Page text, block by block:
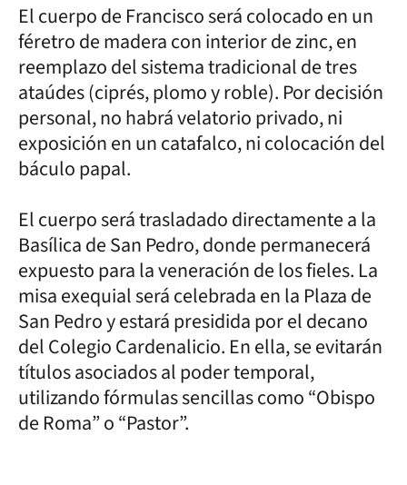
El cuerpo de Francisco será colocado en un
féretro de madera con interior de zinc, en
reemplazo del sistema tradicional de tres
ataúdes (ciprés, plomo y roble). Por decisión
personal, no habrá velatorio privado, ni
exposición en un catafalco, ni colocación del
báculo papal.
El cuerpo será trasladado directamente a la
Basílica de San Pedro, donde permanecerá
expuesto para la veneración de los fieles. La
misa exequial será celebrada en la Plaza de
San Pedro y estará presidida por el decano
del Colegio Cardenalicio. En ella, se evitarán
títulos asociados al poder temporal,
utilizando fórmulas sencillas como “Obispo
de Roma” o “Pastor”.